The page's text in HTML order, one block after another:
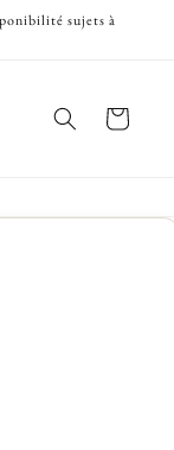
sujets à
Panier